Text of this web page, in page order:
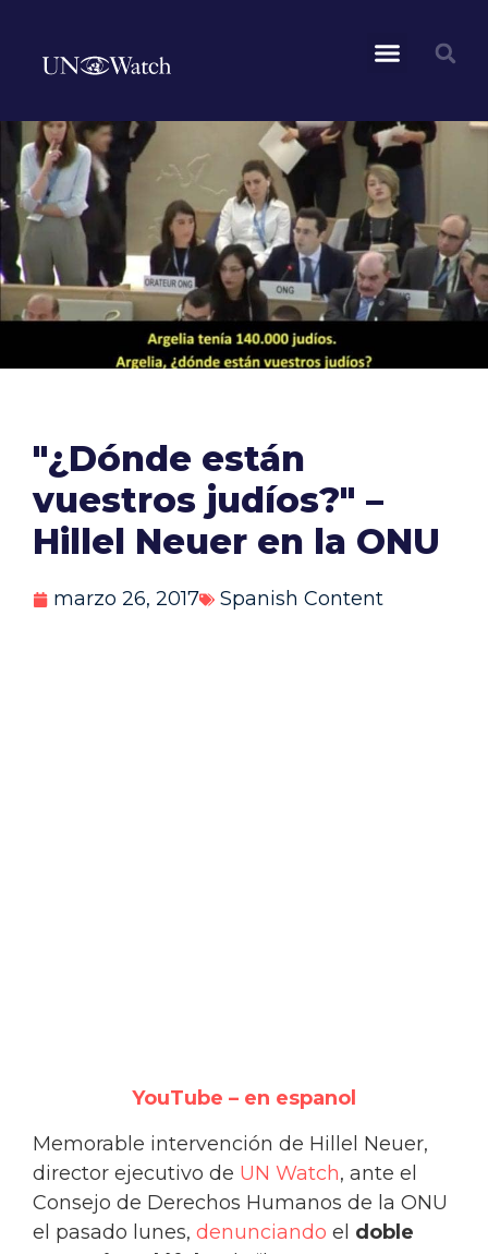
"¿Dónde están
vuestros judíos?" –
Hillel Neuer en la ONU
marzo 26, 2017 Spanish Content
YouTube – en espanol
Memorable intervención de Hillel Neuer,
director ejecutivo de UN Watch, ante el
Consejo de Derechos Humanos de la ONU
el pasado lunes, denunciando el doble